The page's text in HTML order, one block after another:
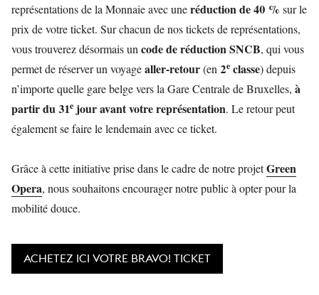
représentations de la Monnaie avec uneréduction de 40 % sur le
prix de votre ticket. Sur chacun de nos tickets de représentations,
vous trouverez désormais un code de réduction SNCB, qui vous
permet de réserver un voyagealler-retour(en 2e classe) depuis
n’importe quelle gare belge vers la Gare Centrale de Bruxelles, à
partir du 31e jour avant votre représentation. Le retour peut
également se faire le lendemain avec ce ticket.
Grâce à cette initiative prise dans le cadre de notre projetGreen
Opera, nous souhaitons encourager notre public à opter pour la
mobilité douce.
ACHETEZ ICI VOTRE BRAVO! TICKET